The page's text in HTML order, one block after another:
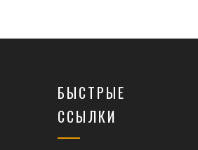
БЫСТРЫЕ
ССЫЛКИ